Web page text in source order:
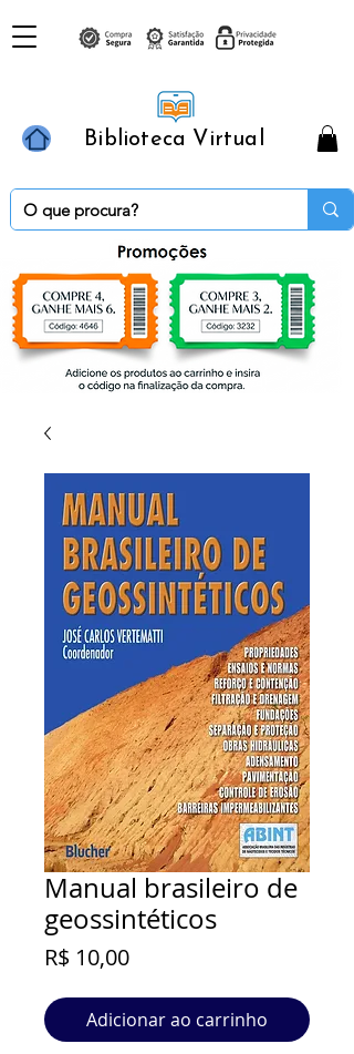
Biblioteca Virtual
Manual brasileiro de
geossintéticos
R$ 10,00Preço
Adicionar ao carrinho